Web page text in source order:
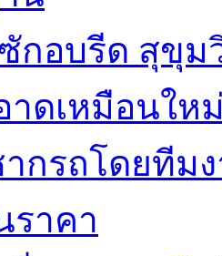
กอบรีด สุขุ
ดเหมือนให
กรถโดยทีม
ราคา